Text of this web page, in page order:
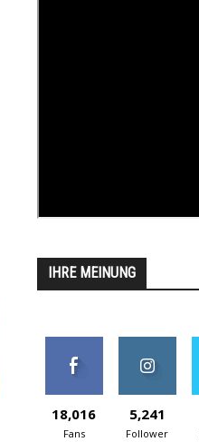
IHRE MEINUNG
18,016
Fans
5,241
Follower